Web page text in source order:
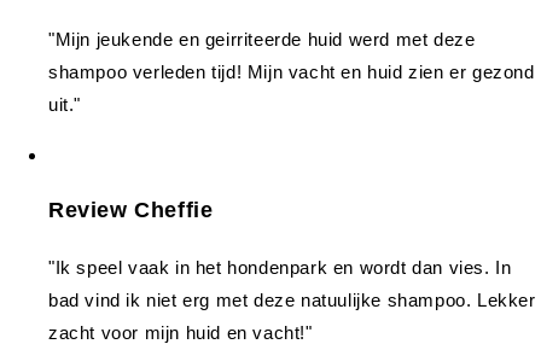
"Mijn jeukende en geirriteerde huid werd met deze
shampoo verleden tijd! Mijn vacht en huid zien er gezond
uit."
Review Cheffie
"Ik speel vaak in het hondenpark en wordt dan vies. In
bad vind ik niet erg met deze natuulijke shampoo. Lekker
zacht voor mijn huid en vacht!"